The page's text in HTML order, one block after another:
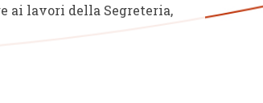
ai lavori della Segreteria,